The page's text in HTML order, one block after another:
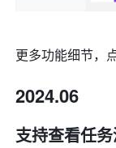
更多功能细节，
2024.06
支持查看任